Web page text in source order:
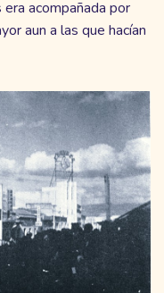
acompañada por
aun a las que hacían